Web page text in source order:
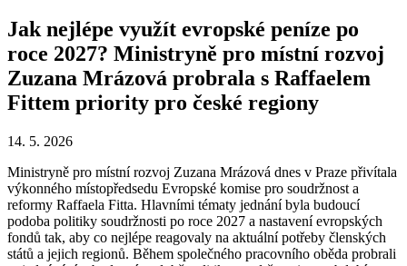
Jak nejlépe využít evropské peníze po
roce 2027? Ministryně pro místní rozvoj
Zuzana Mrázová probrala s Raffaelem
Fittem priority pro české regiony
14. 5. 2026
Ministryně pro místní rozvoj Zuzana Mrázová dnes v Praze přivítala
výkonného místopředsedu Evropské komise pro soudržnost a
reformy Raffaela Fitta. Hlavními tématy jednání byla budoucí
podoba politiky soudržnosti po roce 2027 a nastavení evropských
fondů tak, aby co nejlépe reagovaly na aktuální potřeby členských
států a jejich regionů. Během společného pracovního oběda probrali